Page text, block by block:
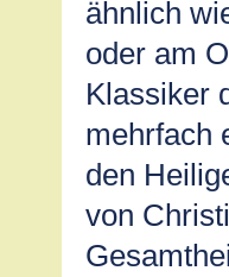
ähnlich
oder am
Klassiker
mehrfach
den
von